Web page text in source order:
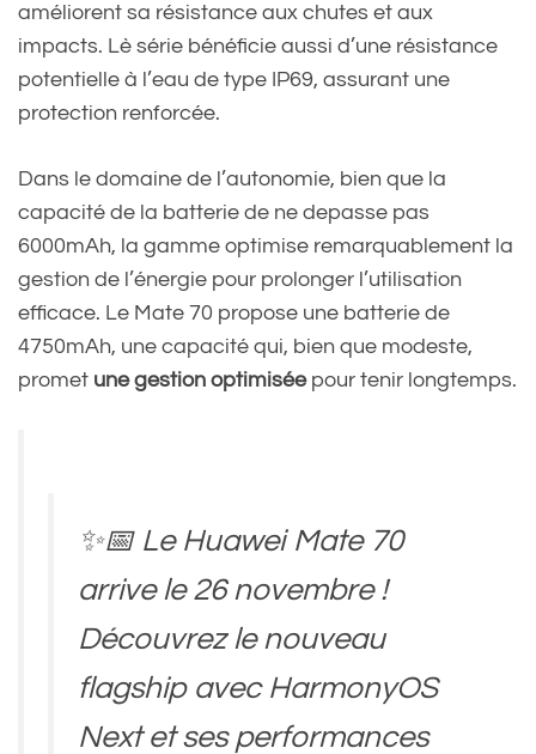
améliorent sa résistance aux chutes et aux
impacts. Lè série bénéficie aussi d’une résistance
potentielle à l’eau de type IP69, assurant une
protection renforcée.
Dans le domaine de l’autonomie, bien que la
capacité de la batterie de ne depasse pas
6000mAh, la gamme optimise remarquablement la
gestion de l’énergie pour prolonger l’utilisation
efficace. Le Mate 70 propose une batterie de
4750mAh, une capacité qui, bien que modeste,
promet une gestion optimiséepour tenir longtemps.
✨📅 Le Huawei Mate 70
arrive le 26 novembre !
Découvrez le nouveau
flagship avec HarmonyOS
Next et ses performances